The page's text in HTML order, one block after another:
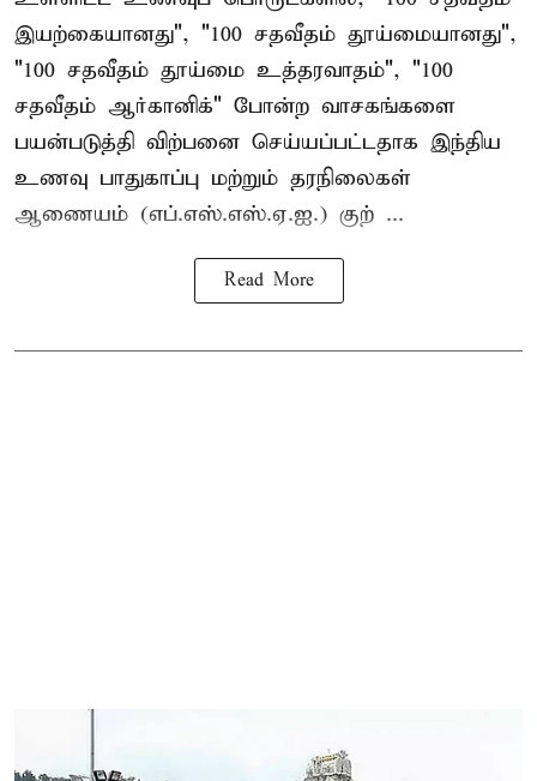
இயற்கையானது", "100 சதவீதம் தூய்மையானது",
"100 சதவீதம் தூய்மை உத்தரவாதம்", "100
சதவீதம் ஆர்கானிக்" போன்ற வாசகங்களை
பயன்படுத்தி விற்பனை செய்யப்பட்டதாக இந்திய
உணவு பாதுகாப்பு மற்றும் தரநிலைகள்
ஆணையம் (எப்.எஸ்.எஸ்.ஏ.ஐ.) குற் ...
Read More